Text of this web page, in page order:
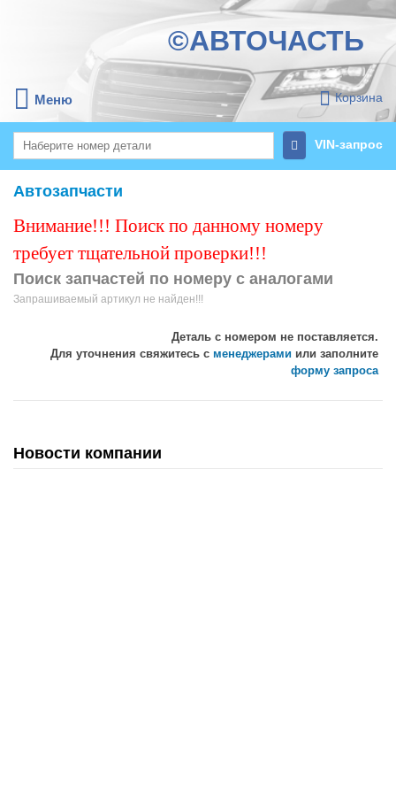
©АВТОЧАСТЬ
Меню Корзина
VIN-запрос
Автозапчасти
Внимание!!! Поиск по данному номеру
требует тщательной проверки!!!
Поиск запчастей по номеру с аналогами
Запрашиваемый артикул не найден!!!
Деталь с номером не поставляется.
Для уточнения свяжитесь с менеджерами или заполните
форму запроса
Новости компании